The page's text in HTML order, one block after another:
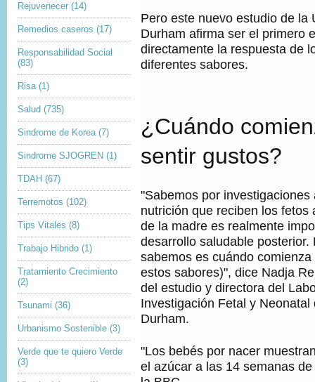
Rejuvenecer (14)
Remedios caseros (17)
Responsabilidad Social
(83)
Risa (1)
Salud (735)
Sindrome de Korea (7)
Sindrome SJOGREN (1)
TDAH (67)
Terremotos (102)
Tips Vitales (8)
Trabajo Hibrido (1)
Tratamiento Crecimiento
(2)
Tsunami (36)
Urbanismo Sostenible (3)
Verde que te quiero Verde
(3)
,
Pero este nuevo estudio de la
Durham afirma ser el primero
directamente la respuesta de
diferentes sabores.
¿Cuándo
sentir gustos?
"Sabemos por investigaciones
nutrición que reciben los fetos
de la madre es realmente
desarrollo saludable posterior.
sabemos es cuándo
estos sabores)", dice Nadja
del estudio y directora del
Investigación Fetal y
Durham.
"Los bebés por nacer
el azúcar a las 14 semanas